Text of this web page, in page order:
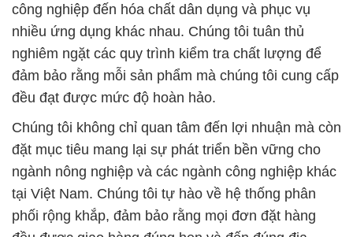
công nghiệp đến hóa chất dân dụng và phục vụ
nhiều ứng dụng khác nhau. Chúng tôi tuân thủ
nghiêm ngặt các quy trình kiểm tra chất lượng để
đảm bảo rằng mỗi sản phẩm mà chúng tôi cung cấp
đều đạt được mức độ hoàn hảo.
Chúng tôi không chỉ quan tâm đến lợi nhuận mà còn
đặt mục tiêu mang lại sự phát triển bền vững cho
ngành nông nghiệp và các ngành công nghiệp khác
tại Việt Nam. Chúng tôi tự hào về hệ thống phân
phối rộng khắp, đảm bảo rằng mọi đơn đặt hàng